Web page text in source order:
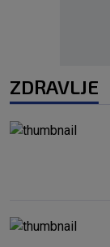
ZDRAVLJE